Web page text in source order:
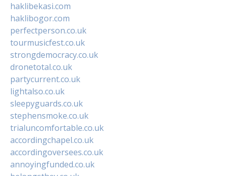
haklibekasi.com
haklibogor.com
perfectperson.co.uk
tourmusicfest.co.uk
strongdemocracy.co.uk
dronetotal.co.uk
partycurrent.co.uk
lightalso.co.uk
sleepyguards.co.uk
stephensmoke.co.uk
trialuncomfortable.co.uk
accordingchapel.co.uk
accordingoversees.co.uk
annoyingfunded.co.uk